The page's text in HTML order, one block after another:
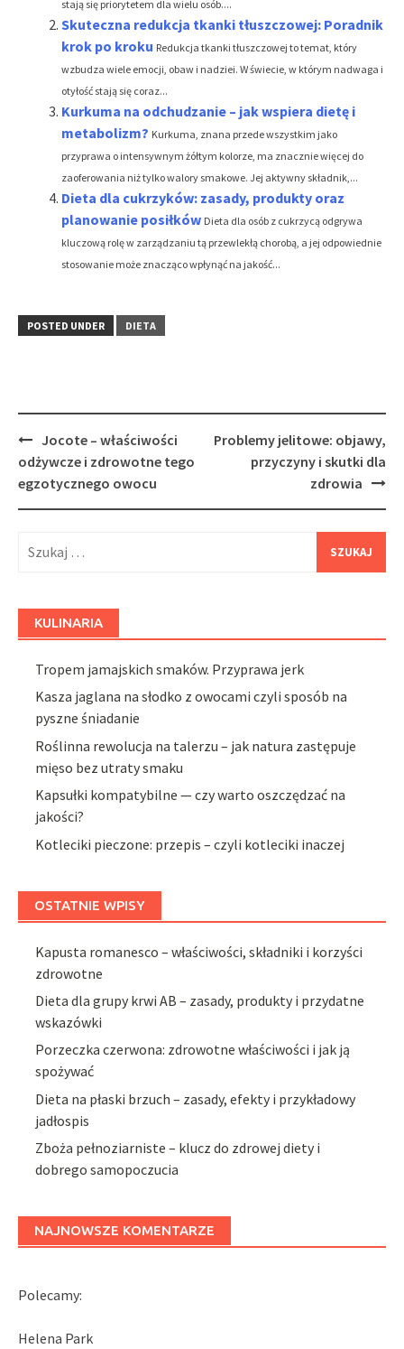
stają się priorytetem dla wielu osób....
Skuteczna redukcja tkanki tłuszczowej: Poradnik
krok po kroku Redukcja tkanki tłuszczowej to temat, który
wzbudza wiele emocji, obaw i nadziei. W świecie, w którym nadwaga i
otyłość stają się coraz...
Kurkuma na odchudzanie – jak wspiera dietę i
metabolizm? Kurkuma, znana przede wszystkim jako
przyprawa o intensywnym żółtym kolorze, ma znacznie więcej do
zaoferowania niż tylko walory smakowe. Jej aktywny składnik,...
Dieta dla cukrzyków: zasady, produkty oraz
planowanie posiłków Dieta dla osób z cukrzycą odgrywa
kluczową rolę w zarządzaniu tą przewlekłą chorobą, a jej odpowiednie
stosowanie może znacząco wpłynąć na jakość...
POSTED UNDER DIETA
Post
navigation
Jocote – właściwości
odżywcze i zdrowotne tego
egzotycznego owocu
Problemy jelitowe: objawy,
przyczyny i skutki dla
zdrowia
KULINARIA
Tropem jamajskich smaków. Przyprawa jerk
Kasza jaglana na słodko z owocami czyli sposób na
pyszne śniadanie
Roślinna rewolucja na talerzu – jak natura zastępuje
mięso bez utraty smaku
Kapsułki kompatybilne — czy warto oszczędzać na
jakości?
Kotleciki pieczone: przepis – czyli kotleciki inaczej
OSTATNIE WPISY
Kapusta romanesco – właściwości, składniki i korzyści
zdrowotne
Dieta dla grupy krwi AB – zasady, produkty i przydatne
wskazówki
Porzeczka czerwona: zdrowotne właściwości i jak ją
spożywać
Dieta na płaski brzuch – zasady, efekty i przykładowy
jadłospis
Zboża pełnoziarniste – klucz do zdrowej diety i
dobrego samopoczucia
NAJNOWSZE KOMENTARZE
Polecamy:
Helena Park